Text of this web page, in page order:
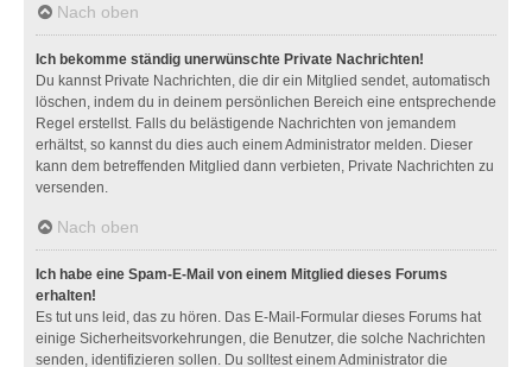
Nach oben
Ich bekomme ständig unerwünschte Private Nachrichten!
Du kannst Private Nachrichten, die dir ein Mitglied sendet, automatisch
löschen, indem du in deinem persönlichen Bereich eine entsprechende
Regel erstellst. Falls du belästigende Nachrichten von jemandem
erhältst, so kannst du dies auch einem Administrator melden. Dieser
kann dem betreffenden Mitglied dann verbieten, Private Nachrichten zu
versenden.
Nach oben
Ich habe eine Spam-E-Mail von einem Mitglied dieses Forums
erhalten!
Es tut uns leid, das zu hören. Das E-Mail-Formular dieses Forums hat
einige Sicherheitsvorkehrungen, die Benutzer, die solche Nachrichten
senden, identifizieren sollen. Du solltest einem Administrator die